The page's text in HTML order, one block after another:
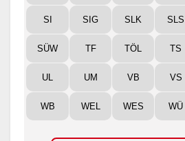
SI SIG SLK SLS
SÜW TF TÖL TS
UL UM VB VS
WB WEL WES WÜ